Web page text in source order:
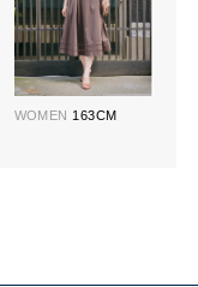
WOMEN 163CM